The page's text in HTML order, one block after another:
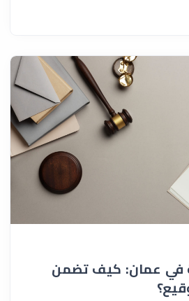
في عمان: كيف تضمن